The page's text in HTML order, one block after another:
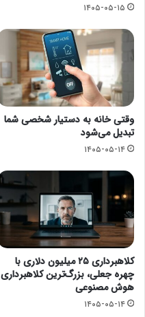
۱۴۰۵-۰۵-۱۵
وقتی خانه به دستیار شخصی شما
تبدیل می‌شود
۱۴۰۵-۰۵-۱۴
کلاهبرداری ۲۵ میلیون دلاری با
چهره جعلی، بزرگ‌ترین کلاهبرداری
هوش مصنوعی
۱۴۰۵-۰۵-۱۴